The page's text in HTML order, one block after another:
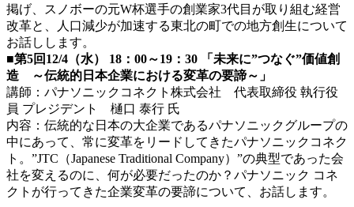
掲げ、スノボーの元W杯選手の創業家3代目が取り組む経営
改革と、人口減少が加速する東北の町での地方創生について
お話しします。
■第5回12/4（水） 18：00～19：30 「未来に”つなぐ”価値創
造 ～伝統的日本企業における変革の要諦～」
講師：パナソニックコネクト株式会社 代表取締役 執行役
員 プレジデント 樋口 泰行 氏
内容：伝統的な日本の大企業であるパナソニックグループの
中にあって、常に変革をリードしてきたパナソニックコネク
ト。”JTC（Japanese Traditional Company）”の典型であった会
社を変えるのに、何が必要だったのか？パナソニック コネ
クトが行ってきた企業変革の要諦について、お話します。